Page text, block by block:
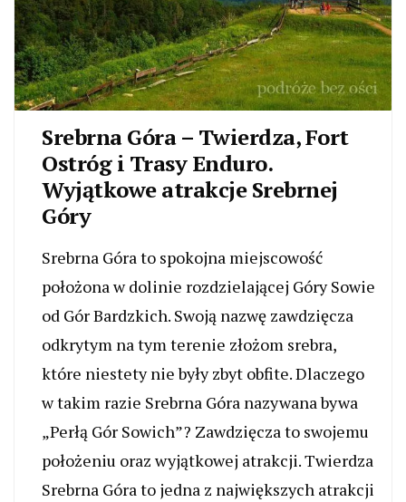
Srebrna Góra – Twierdza, Fort
Ostróg i Trasy Enduro.
Wyjątkowe atrakcje Srebrnej
Góry
Srebrna Góra to spokojna miejscowość
położona w dolinie rozdzielającej Góry Sowie
od Gór Bardzkich. Swoją nazwę zawdzięcza
odkrytym na tym terenie złożom srebra,
które niestety nie były zbyt obfite. Dlaczego
w takim razie Srebrna Góra nazywana bywa
„Perłą Gór Sowich”? Zawdzięcza to swojemu
położeniu oraz wyjątkowej atrakcji. Twierdza
Srebrna Góra to jedna z największych atrakcji